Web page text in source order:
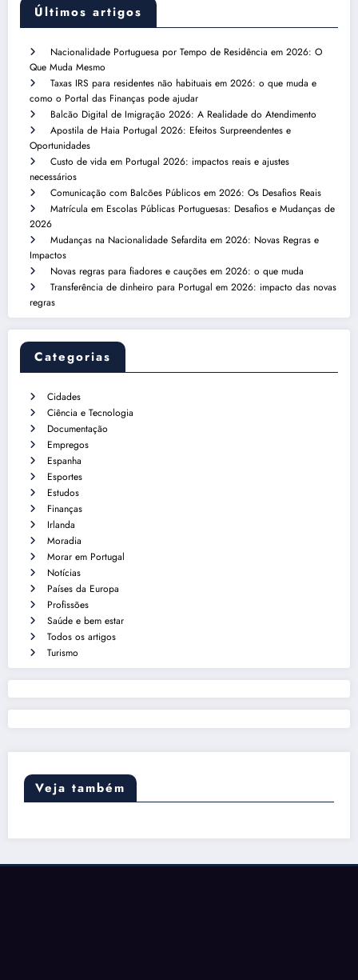
Últimos artigos
Nacionalidade Portuguesa por Tempo de Residência em 2026: O
Que Muda Mesmo
Taxas IRS para residentes não habituais em 2026: o que muda e
como o Portal das Finanças pode ajudar
Balcão Digital de Imigração 2026: A Realidade do Atendimento
Apostila de Haia Portugal 2026: Efeitos Surpreendentes e
Oportunidades
Custo de vida em Portugal 2026: impactos reais e ajustes
necessários
Comunicação com Balcões Públicos em 2026: Os Desafios Reais
Matrícula em Escolas Públicas Portuguesas: Desafios e Mudanças de
2026
Mudanças na Nacionalidade Sefardita em 2026: Novas Regras e
Impactos
Novas regras para fiadores e cauções em 2026: o que muda
Transferência de dinheiro para Portugal em 2026: impacto das novas
regras
Categorias
Cidades
Ciência e Tecnologia
Documentação
Empregos
Espanha
Esportes
Estudos
Finanças
Irlanda
Moradia
Morar em Portugal
Notícias
Países da Europa
Profissões
Saúde e bem estar
Todos os artigos
Turismo
Veja também